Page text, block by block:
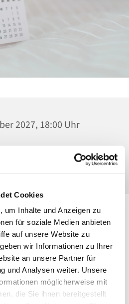
Cookies
um Inhalte und Anzeigen zu
für soziale Medien anbieten
auf unsere Website zu
wir Informationen zu Ihrer
an unsere Partner für
und Analysen weiter. Unsere
möglicherweise mit
die Sie ihnen bereitgestellt
2027, 18:00 Uhr
Pfarrkirche,